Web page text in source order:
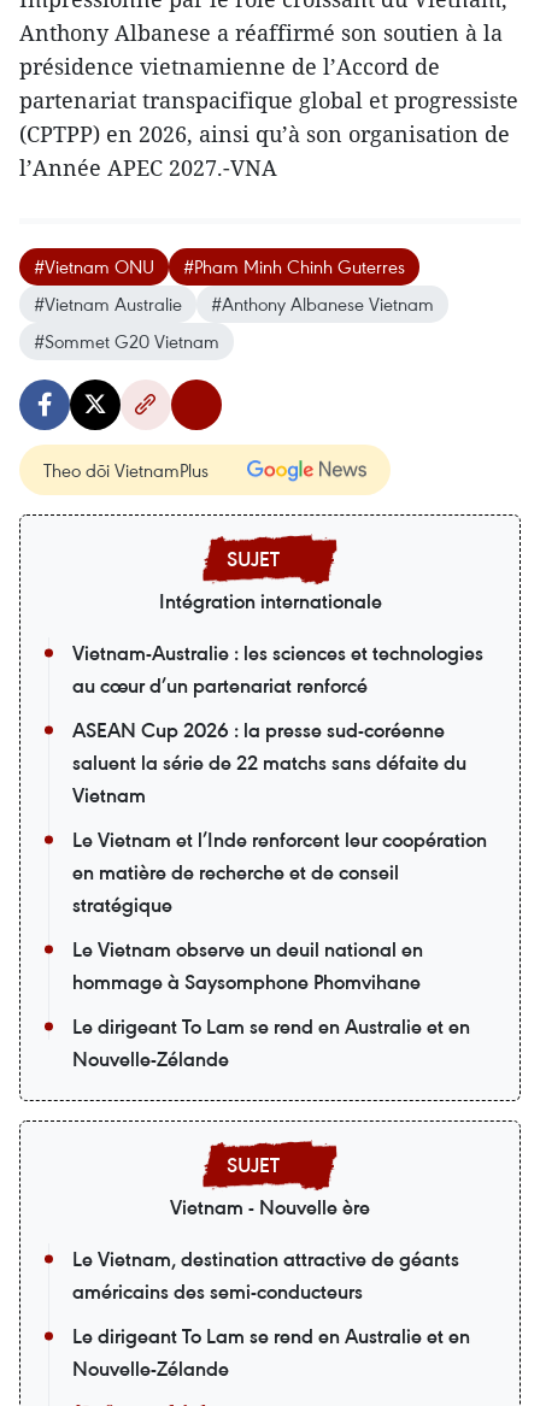
Anthony Albanese a réaffirmé son soutien à la
présidence vietnamienne de l’Accord de
partenariat transpacifique global et progressiste
(CPTPP) en 2026, ainsi qu’à son organisation de
l’Année APEC 2027.-VNA
#Vietnam ONU
#Pham Minh Chinh Guterres
#Vietnam Australie
#Anthony Albanese Vietnam
#Sommet G20 Vietnam
Theo dõi VietnamPlus
Intégration internationale
Vietnam-Australie : les sciences et technologies
au cœur d’un partenariat renforcé
ASEAN Cup 2026 : la presse sud-coréenne
saluent la série de 22 matchs sans défaite du
Vietnam
Le Vietnam et l’Inde renforcent leur coopération
en matière de recherche et de conseil
stratégique
Le Vietnam observe un deuil national en
hommage à Saysomphone Phomvihane
Le dirigeant To Lam se rend en Australie et en
Nouvelle-Zélande
Vietnam - Nouvelle ère
Le Vietnam, destination attractive de géants
américains des semi-conducteurs
Le dirigeant To Lam se rend en Australie et en
Nouvelle-Zélande